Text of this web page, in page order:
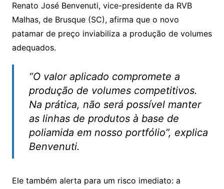
Renato José Benvenuti, vice-presidente da RVB
Malhas, de Brusque (SC), afirma que o novo
patamar de preço inviabiliza a produção de volumes
adequados.
“O valor aplicado compromete a
produção de volumes competitivos.
Na prática, não será possível manter
as linhas de produtos à base de
poliamida em nosso portfólio”, explica
Benvenuti.
Ele também alerta para um risco imediato: a